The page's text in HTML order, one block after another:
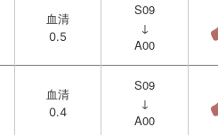
血清
0.5
S09
↓
A00
血清
0.4
S09
↓
A00
血清
0.5
S09
↓
A00
血清
0.4
S09
↓
A00